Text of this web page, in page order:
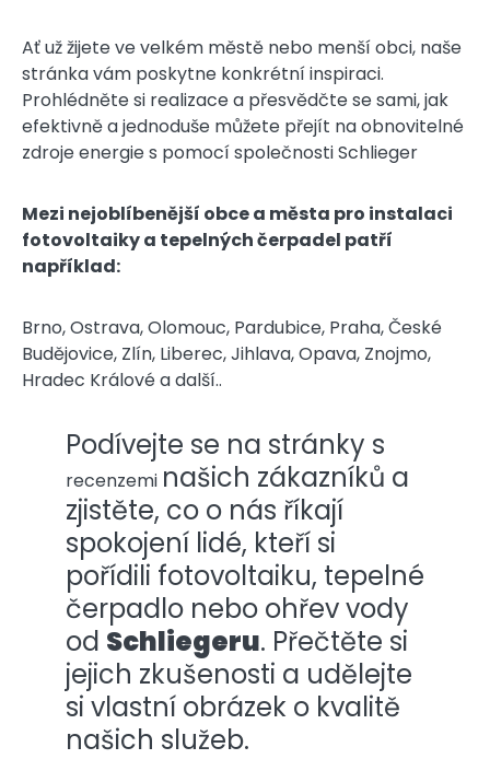
Ať už žijete ve velkém městě nebo menší obci, naše
stránka vám poskytne konkrétní inspiraci.
Prohlédněte si realizace a přesvědčte se sami, jak
efektivně a jednoduše můžete přejít na obnovitelné
zdroje energie s pomocí společnosti Schlieger
Mezi nejoblíbenější obce a města pro instalaci
fotovoltaiky a tepelných čerpadel patří
například:
Brno, Ostrava, Olomouc, Pardubice, Praha, České
Budějovice, Zlín, Liberec, Jihlava, Opava, Znojmo,
Hradec Králové a další..
Podívejte se na stránky s
recenzemi našich zákazníků a
zjistěte, co o nás říkají
spokojení lidé, kteří si
pořídili fotovoltaiku, tepelné
čerpadlo nebo ohřev vody
od Schliegeru. Přečtěte si
jejich zkušenosti a udělejte
si vlastní obrázek o kvalitě
našich služeb.